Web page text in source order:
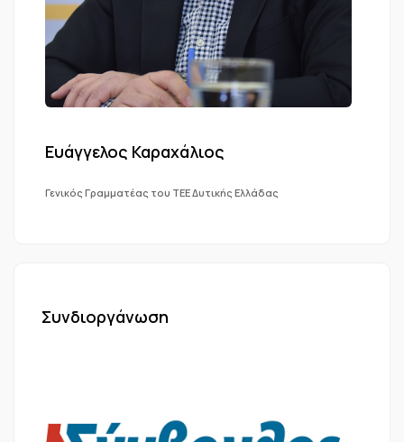
Ευάγγελος Καραχάλιος
Γενικός Γραμματέας του ΤΕΕ Δυτικής Ελλάδας
Συνδιοργάνωση